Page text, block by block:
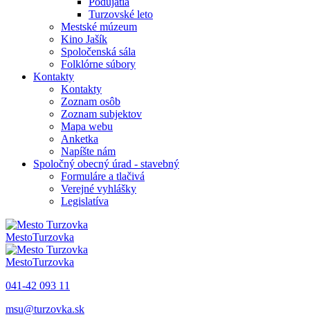
Turzovské leto
Mestské múzeum
Kino Jašík
Spoločenská sála
Folklórne súbory
Kontakty
Kontakty
Zoznam osôb
Zoznam subjektov
Mapa webu
Anketka
Napíšte nám
Spoločný obecný úrad - stavebný
Formuláre a tlačivá
Verejné vyhlášky
Legislatíva
MestoTurzovka
MestoTurzovka
041-42 093 11
msu@turzovka.sk